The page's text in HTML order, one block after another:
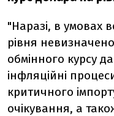
"Наразі, в умовах
рівня
обмінного курсу
інфляційні
критичного
очікування, а